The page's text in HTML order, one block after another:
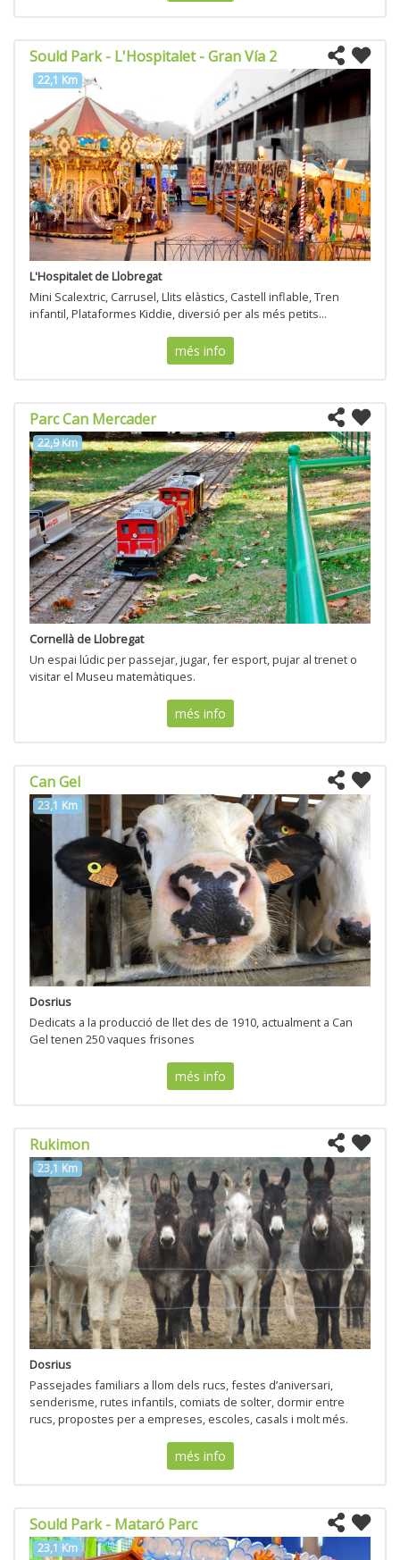
Sould Park - L'Hospitalet - Gran Vía 2
22,1 Km
L'Hospitalet de Llobregat
Mini Scalextric, Carrusel, Llits elàstics, Castell inflable, Tren
infantil, Plataformes Kiddie, diversió per als més petits...
més info
Parc Can Mercader
22,9 Km
Cornellà de Llobregat
Un espai lúdic per passejar, jugar, fer esport, pujar al trenet o
visitar el Museu matemàtiques.
més info
Can Gel
23,1 Km
Dosrius
Dedicats a la producció de llet des de 1910, actualment a Can
Gel tenen 250 vaques frisones
més info
Rukimon
23,1 Km
Dosrius
Passejades familiars a llom dels rucs, festes d’aniversari,
senderisme, rutes infantils, comiats de solter, dormir entre
rucs, propostes per a empreses, escoles, casals i molt més.
més info
Sould Park - Mataró Parc
23,1 Km